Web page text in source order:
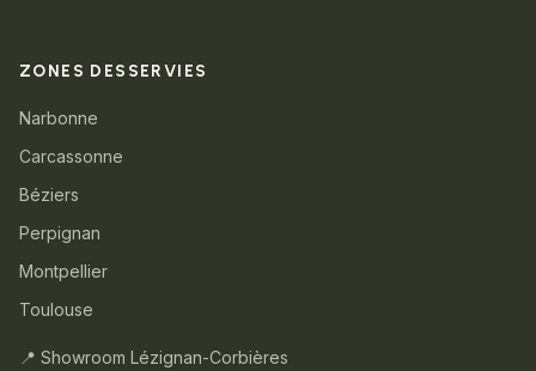
ZONES DESSERVIES
Narbonne
Carcassonne
Béziers
Perpignan
Montpellier
Toulouse
📍 Showroom Lézignan-Corbières